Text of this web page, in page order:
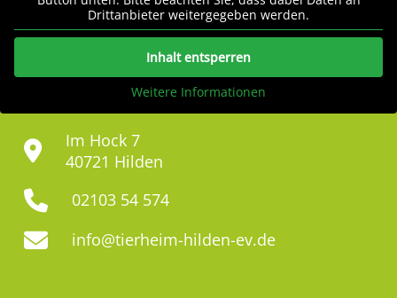
Drittanbieter weitergegeben werden.
Inhalt entsperren
Weitere Informationen
Im Hock 7
40721 Hilden
02103 54 574
info@tierheim-hilden-ev.de